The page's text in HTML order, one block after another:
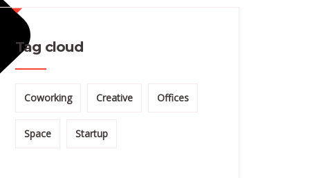
Tag cloud
Coworking Creative Offices
Space Startup